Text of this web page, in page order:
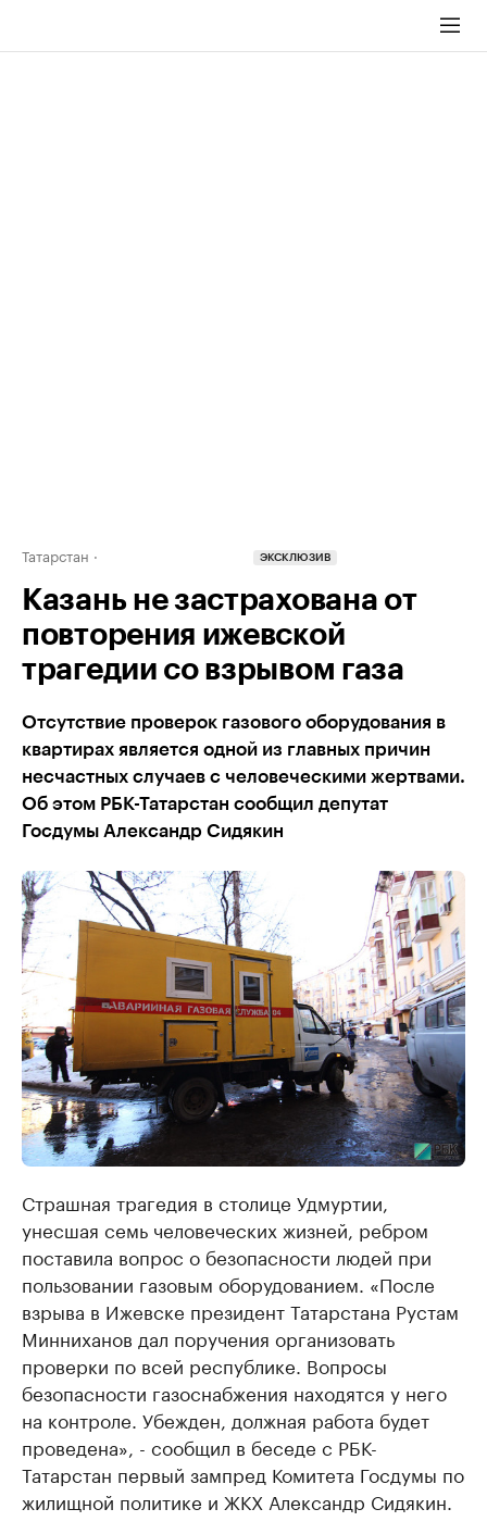
Татарстан ЭКСКЛЮЗИВ
Казань не застрахована от
повторения ижевской
трагедии со взрывом газа
Отсутствие проверок газового оборудования в
квартирах является одной из главных причин
несчастных случаев с человеческими жертвами.
Об этом РБК-Татарстан сообщил депутат
Госдумы Александр Сидякин
Страшная трагедия в столице Удмуртии,
унесшая семь человеческих жизней, ребром
поставила вопрос о безопасности людей при
пользовании газовым оборудованием. «После
взрыва в Ижевске президент Татарстана Рустам
Минниханов дал поручения организовать
проверки по всей республике. Вопросы
безопасности газоснабжения находятся у него
на контроле. Убежден, должная работа будет
проведена», - сообщил в беседе с РБК-
Татарстан первый зампред Комитета Госдумы по
жилищной политике и ЖКХ Александр Сидякин.